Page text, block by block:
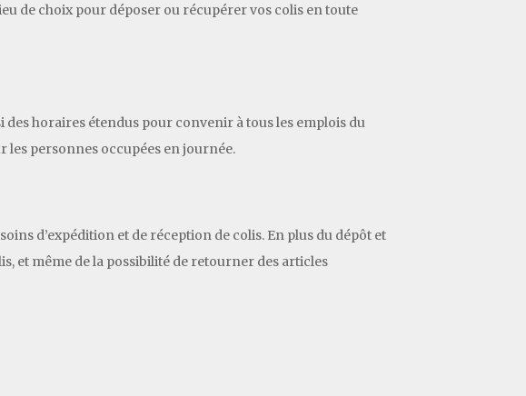
de choix pour déposer ou récupérer vos colis en toute
horaires étendus pour convenir à tous les emplois du
les personnes occupées en journée.
d’expédition et de réception de colis. En plus du dépôt et
et même de la possibilité de retourner des articles